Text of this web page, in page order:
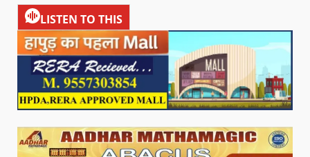
LISTEN TO THIS